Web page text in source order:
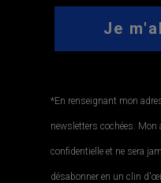
*En renseignant mon
newsletters cochées.
confidentielle et ne sera
désabonner en un clin